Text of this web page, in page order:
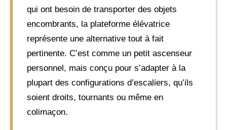
qui ont besoin de transporter des objets
encombrants, la plateforme élévatrice
représente une alternative tout à fait
pertinente. C’est comme un petit ascenseur
personnel, mais conçu pour s’adapter à la
plupart des configurations d’escaliers, qu’ils
soient droits, tournants ou même en
colimaçon.